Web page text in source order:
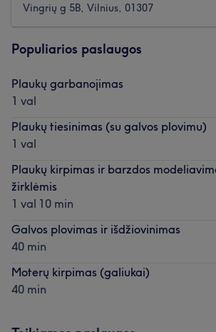
Vingrių g 5B, Vilnius, 01307
Populiarios paslaugos
Plaukų garbanojimas
1 val
Plaukų tiesinimas (su galvos plovimu)
1 val
Plaukų kirpimas ir barzdos
žirklėmis
1 val 10 min
Galvos plovimas ir išdžiovinimas
40 min
Moterų kirpimas (galiukai)
40 min